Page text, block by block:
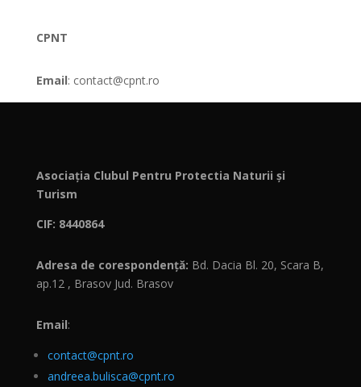
CPNT
Email: contact@cpnt.ro
Asociația Clubul Pentru Protectia Naturii și
Turism
CIF: 8440864
Adresa de corespondență: Bd. Dacia Bl. 20, Scara B,
ap.12 , Brasov Jud. Brasov
Email:
contact@cpnt.ro
andreea.bulisca@cpnt.ro